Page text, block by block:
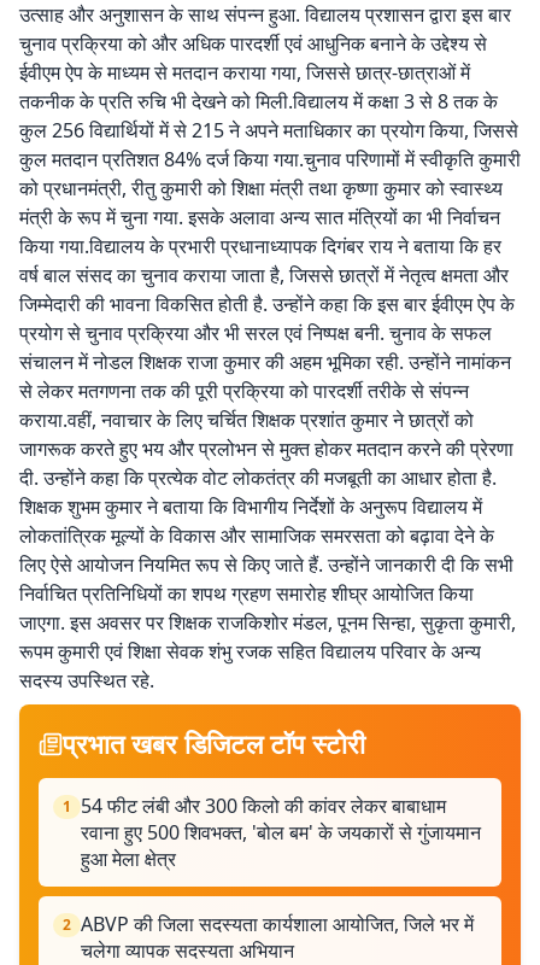
उत्साह और अनुशासन के साथ संपन्न हुआ. विद्यालय प्रशासन द्वारा इस बार
चुनाव प्रक्रिया को और अधिक पारदर्शी एवं आधुनिक बनाने के उद्देश्य से
ईवीएम ऐप के माध्यम से मतदान कराया गया, जिससे छात्र-छात्राओं में
तकनीक के प्रति रुचि भी देखने को मिली.विद्यालय में कक्षा 3 से 8 तक के
कुल 256 विद्यार्थियों में से 215 ने अपने मताधिकार का प्रयोग किया, जिससे
कुल मतदान प्रतिशत 84% दर्ज किया गया.चुनाव परिणामों में स्वीकृति कुमारी
को प्रधानमंत्री, रीतु कुमारी को शिक्षा मंत्री तथा कृष्णा कुमार को स्वास्थ्य
मंत्री के रूप में चुना गया. इसके अलावा अन्य सात मंत्रियों का भी निर्वाचन
किया गया.विद्यालय के प्रभारी प्रधानाध्यापक दिगंबर राय ने बताया कि हर
वर्ष बाल संसद का चुनाव कराया जाता है, जिससे छात्रों में नेतृत्व क्षमता और
जिम्मेदारी की भावना विकसित होती है. उन्होंने कहा कि इस बार ईवीएम ऐप के
प्रयोग से चुनाव प्रक्रिया और भी सरल एवं निष्पक्ष बनी. चुनाव के सफल
संचालन में नोडल शिक्षक राजा कुमार की अहम भूमिका रही. उन्होंने नामांकन
से लेकर मतगणना तक की पूरी प्रक्रिया को पारदर्शी तरीके से संपन्न
कराया.वहीं, नवाचार के लिए चर्चित शिक्षक प्रशांत कुमार ने छात्रों को
जागरूक करते हुए भय और प्रलोभन से मुक्त होकर मतदान करने की प्रेरणा
दी. उन्होंने कहा कि प्रत्येक वोट लोकतंत्र की मजबूती का आधार होता है.
शिक्षक शुभम कुमार ने बताया कि विभागीय निर्देशों के अनुरूप विद्यालय में
लोकतांत्रिक मूल्यों के विकास और सामाजिक समरसता को बढ़ावा देने के
लिए ऐसे आयोजन नियमित रूप से किए जाते हैं. उन्होंने जानकारी दी कि सभी
निर्वाचित प्रतिनिधियों का शपथ ग्रहण समारोह शीघ्र आयोजित किया
जाएगा. इस अवसर पर शिक्षक राजकिशोर मंडल, पूनम सिन्हा, सुकृता कुमारी,
रूपम कुमारी एवं शिक्षा सेवक शंभु रजक सहित विद्यालय परिवार के अन्य
सदस्य उपस्थित रहे.
प्रभात खबर डिजिटल टॉप स्टोरी
1
54 फीट लंबी और 300 किलो की कांवर लेकर बाबाधाम
रवाना हुए 500 शिवभक्त, 'बोल बम' के जयकारों से गुंजायमान
हुआ मेला क्षेत्र
2 ABVP की जिला सदस्यता कार्यशाला आयोजित, जिले भर में
चलेगा व्यापक सदस्यता अभियान